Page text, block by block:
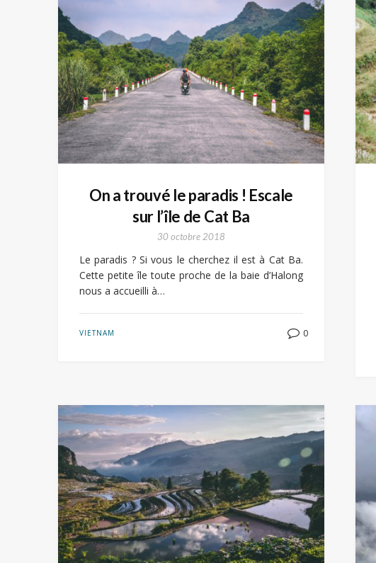
On a trouvé le paradis ! Escale
sur l’île de Cat Ba
30 octobre 2018
Le paradis ? Si vous le cherchez il est à Cat Ba.
Cette petite île toute proche de la baie d’Halong
nous a accueilli à…
VIETNAM 0